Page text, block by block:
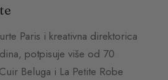
Paris i kreativna direktorica
potpisuje više od 70
Beluga i La Petite Robe